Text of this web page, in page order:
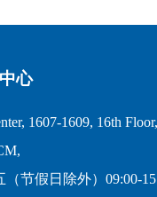
心
1607-1609, 16th
节假日除外）09:00-